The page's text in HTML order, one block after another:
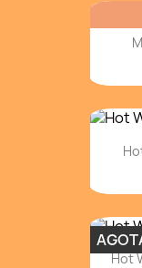
Hot